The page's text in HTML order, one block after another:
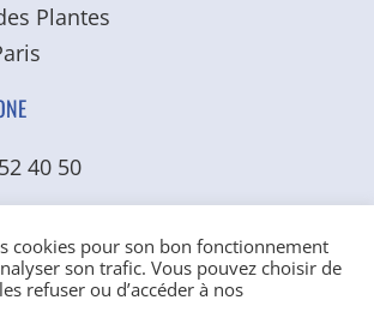
Plantes
40 50
cookies pour son bon fonctionnement
son trafic. Vous pouvez choisir de
refuser ou d’accéder à nos